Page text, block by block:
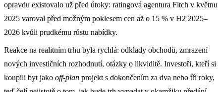
opravdu existovalo už před útoky: ratingová agentura Fitch v květnu
2025 varoval před možným poklesem cen až o 15 % v H2 2025–
2026 kvůli prudkému růstu nabídky.
Reakce na realitním trhu byla rychlá: odklady obchodů, zmrazení
nových investičních rozhodnutí, otázky o likviditě. Investoři, kteří si
koupili byt jako off-plan projekt s dokončením za dva nebo tři roky,